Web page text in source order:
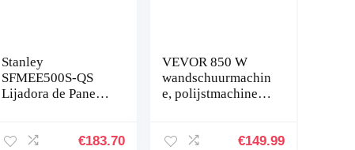
Stanley
SFMEE500S-QS
Lijadora de Panel
€183.70
VEVOR 850 W
wandschuurmachin
e, polijstmachine
en, telescopische
€149.99